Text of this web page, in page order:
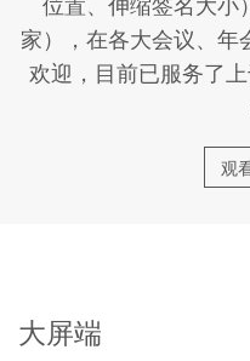
家），在各大会议、年
欢迎，目前已服务了
观
大屏端